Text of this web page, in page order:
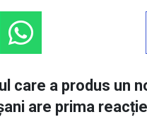
care a produs un
are prima